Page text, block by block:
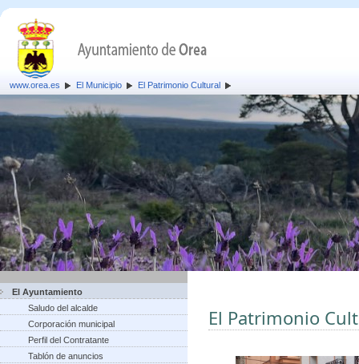
www.orea.es El Municipio El Patrimonio Cultural
El Ayuntamiento
Saludo del alcalde
Corporación municipal
Perfil del Contratante
Tablón de anuncios
El Patrimonio